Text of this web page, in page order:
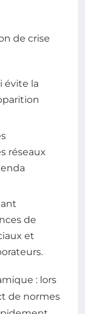
de crise
évite la
réseaux
de
et
: lors
de normes